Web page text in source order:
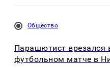
Общество
Парашютист врезался
футбольном матче в